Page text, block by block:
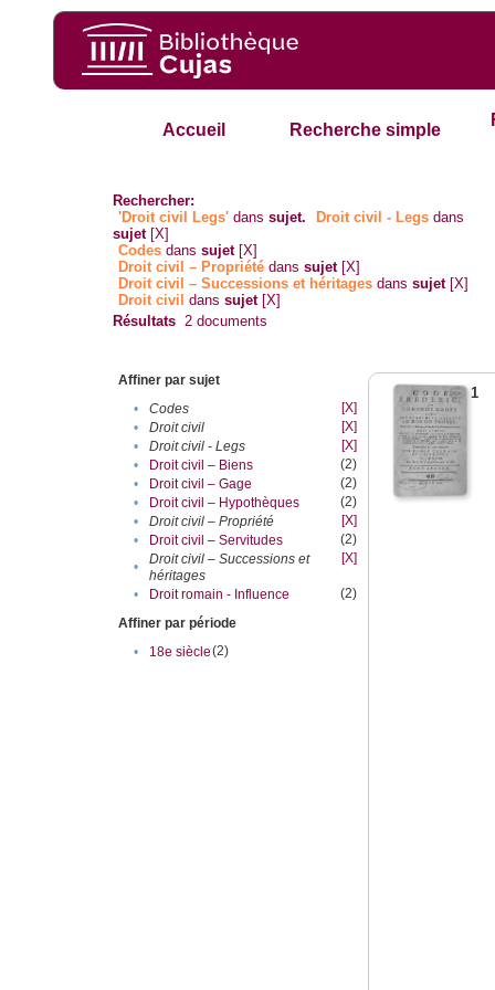
Accueil Recherche simple
Rechercher:
'Droit civil Legs' danssujet. Droit civil - Legs dans
sujet [X]
Codes danssujet [X]
Droit civil – Propriété danssujet [X]
Droit civil – Successions et héritages danssujet [X]
Droit civil danssujet [X]
Résultats 2 documents
Affiner par sujet
•
Codes
[X]
•
Droit civil
[X]
•
Droit civil - Legs
[X]
•
Droit civil – Biens
(2)
•
Droit civil – Gage
(2)
•
Droit civil – Hypothèques
(2)
•
Droit civil – Propriété
[X]
•
Droit civil – Servitudes
(2)
•
Droit civil – Successions et
héritages
[X]
• Droit romain - Influence
(2)
Affiner par période
•
18e siècle(2)
1